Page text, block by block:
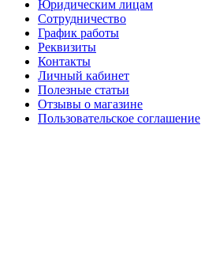
Юридическим лицам
Сотрудничество
График работы
Реквизиты
Контакты
Личный кабинет
Полезные статьи
Отзывы о магазине
Пользовательское соглашение